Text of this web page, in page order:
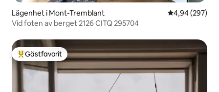
Lägenhet i Mont-Tremblant 4,94 av 5 i
4,94 (297)
Vid foten av berget 2126 CITQ 295704
Populär gästfavorit
Gästfavorit